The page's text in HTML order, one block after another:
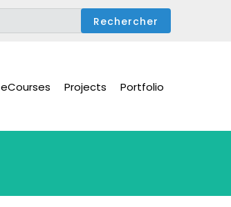
eCourses Projects Portfolio